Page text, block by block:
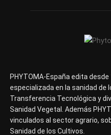
PHYTOMA-España edita
especializada en la sanidad de
Transferencia Tecnológica y
Sanidad Vegetal. Además
vinculados al sector agrario,
Sanidad de los Cultivos.